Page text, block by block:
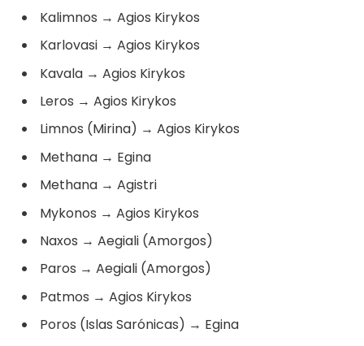
Kalimnos → Agios Kirykos
Karlovasi → Agios Kirykos
Kavala → Agios Kirykos
Leros → Agios Kirykos
Limnos (Mirina) → Agios Kirykos
Methana → Egina
Methana → Agistri
Mykonos → Agios Kirykos
Naxos → Aegiali (Amorgos)
Paros → Aegiali (Amorgos)
Patmos → Agios Kirykos
Poros (Islas Sarónicas) → Egina